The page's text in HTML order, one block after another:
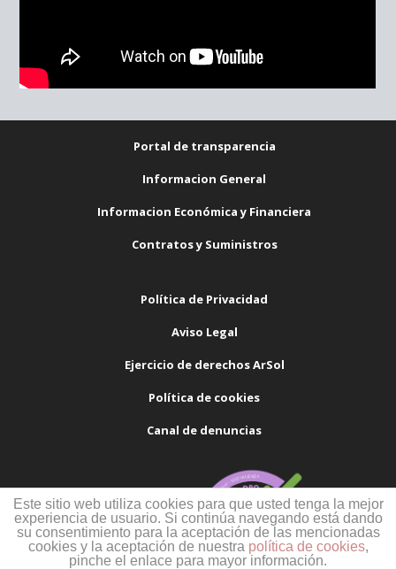
Portal de transparencia
Informacion General
Informacion Económica y Financiera
Contratos y Suministros
Política de Privacidad
Aviso Legal
Ejercicio de derechos ArSol
Política de cookies
Canal de denuncias
Este sitio web utiliza cookies para que usted tenga la mejor
experiencia de usuario. Si continúa navegando está dando
su consentimiento para la aceptación de las mencionadas
cookies y la aceptación de nuestra política de cookies,
pinche el enlace para mayor información.